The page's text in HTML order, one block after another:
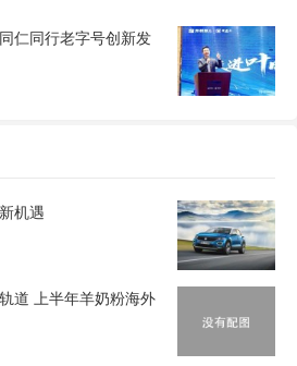
仁同行老字号创新发
机遇
道 上半年羊奶粉海外